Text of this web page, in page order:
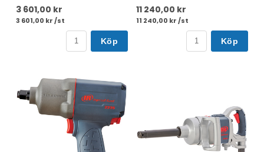
3 601,00 kr
3 601,00 kr /st
Köp
11 240,00 kr
11 240,00 kr /st
Köp